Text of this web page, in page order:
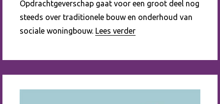
Opdrachtgeverschap gaat voor een groot deel nog
steeds over traditionele bouw en onderhoud van
sociale woningbouw. Lees verder